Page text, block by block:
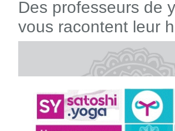
Des professeurs de
vous racontent leur